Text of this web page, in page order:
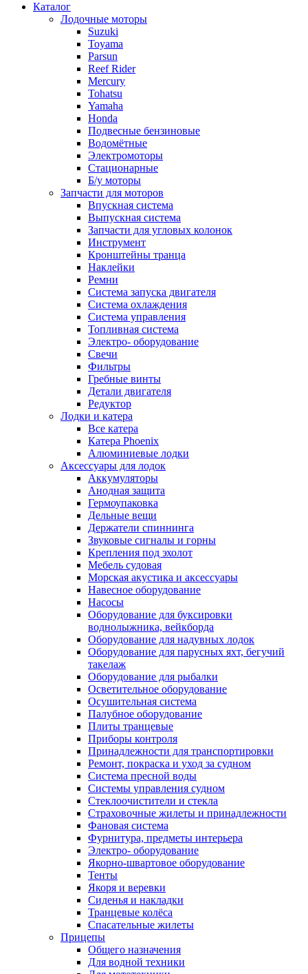
Каталог
Лодочные моторы
Suzuki
Toyama
Parsun
Reef Rider
Mercury
Tohatsu
Yamaha
Honda
Подвесные бензиновые
Водомётные
Электромоторы
Стационарные
Б/у моторы
Запчасти для моторов
Впускная система
Выпускная система
Запчасти для угловых колонок
Инструмент
Кронштейны транца
Наклейки
Ремни
Система запуска двигателя
Система охлаждения
Система управления
Топливная система
Электро- оборудование
Свечи
Фильтры
Гребные винты
Детали двигателя
Редуктор
Лодки и катера
Все катера
Катера Phoenix
Алюминиевые лодки
Аксессуары для лодок
Аккумуляторы
Анодная защита
Гермоупаковка
Дельные вещи
Держатели спиннинга
Звуковые сигналы и горны
Крепления под эхолот
Мебель судовая
Морская акустика и аксессуары
Навесное оборудование
Насосы
Оборудование для буксировки
воднолыжника, вейкборда
Оборудование для надувных лодок
Оборудование для парусных яхт, бегучий
такелаж
Оборудование для рыбалки
Осветительное оборудование
Осушительная система
Палубное оборудование
Плиты транцевые
Приборы контроля
Принадлежности для транспортировки
Ремонт, покраска и уход за судном
Система пресной воды
Системы управления судном
Стеклоочистители и стекла
Страховочные жилеты и принадлежности
Фановая система
Фурнитура, предметы интерьера
Электро- оборудование
Якорно-швартовое оборудование
Тенты
Якоря и веревки
Сиденья и накладки
Транцевые колёса
Спасательные жилеты
Прицепы
Общего назначения
Для водной техники